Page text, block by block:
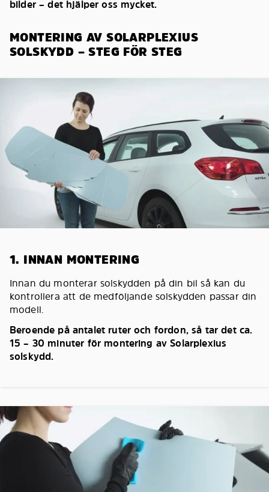
bilder – det hjälper oss mycket.
MONTERING AV SOLARPLEXIUS
SOLSKYDD – STEG FÖR STEG
1. INNAN MONTERING
Innan du monterar solskydden på din bil så kan du
kontrollera att de medföljande solskydden passar din
modell.
Beroende på antalet ruter och fordon, så tar det ca.
15 – 30 minuter för montering av Solarplexius
solskydd.